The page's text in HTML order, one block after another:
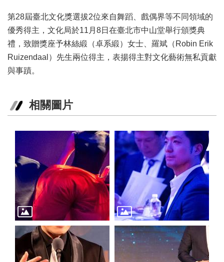
化
資
補
助/
案
件
政
開
資
訊
聯
絡
資
訊
影
第28屆臺北文化獎選拔2位來自舞蹈、戲偶界等不同領域的
優秀得主，文化局於11月8日在臺北市中山堂舉行頒獎典
禮，致贈獎座予林絲緞（卓系緞）女士、羅斌（Robin Erik
Ruizendaal）先生兩位得主，表揚得主對文化藝術無私貢獻
與事蹟。
相關圖片